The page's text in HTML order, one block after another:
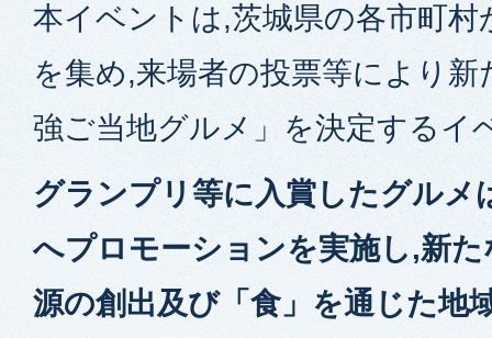
本イベントは,茨城県の各市町
を集め,来場者の投票等により
強ご当地グルメ」を決定するイ
グランプリ等に入賞したグルメ
へプロモーションを実施し,新
源の創出及び「食」を通じた地